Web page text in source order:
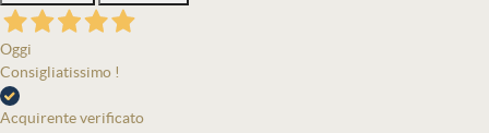
Oggi
Consigliatissimo !
Acquirente verificato